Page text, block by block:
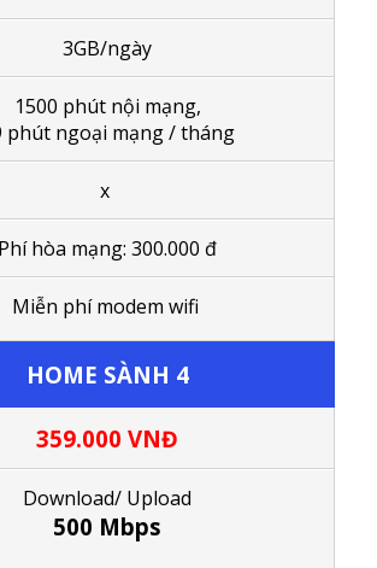
3GB/ngày
1500 phút nội mạng,
phút ngoại mạng / tháng
x
Phí hòa mạng: 300.000 đ
Miễn phí modem wifi
HOME SÀNH 4
359.000 VNĐ
Download/ Upload
500 Mbps